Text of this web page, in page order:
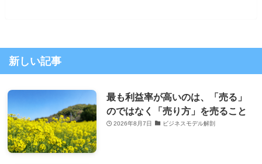
新しい記事
最も利益率が高いのは、「売る」
のではなく「売り方」を売ること
2026年8月7日 ビジネスモデル解剖